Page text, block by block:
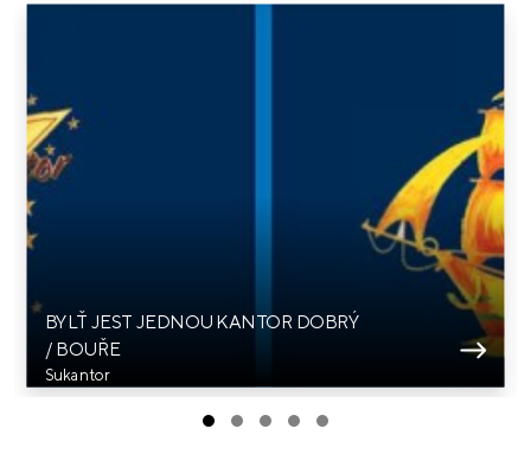
BYLŤ JEST JEDNOU KANTOR DOBRÝ
/ BOUŘE
Sukantor